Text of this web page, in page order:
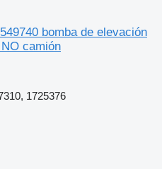
bomba de elevación
camión
1725376